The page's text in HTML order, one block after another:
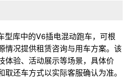
型库中的V6插电混动跑车，可根
情况提供租赁咨询与用车方案。该
体验、活动展示等场景，具体价
还车方式以实际客服确认为准。